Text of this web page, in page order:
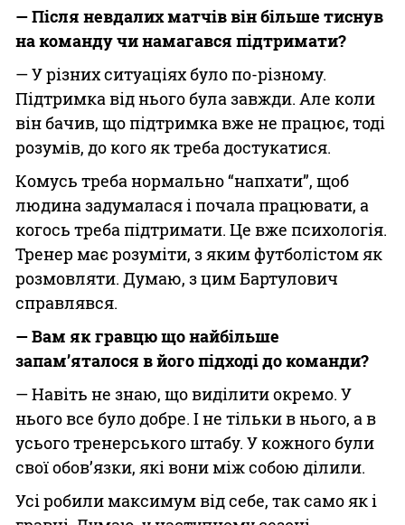
— Після невдалих матчів він більше тиснув
на команду чи намагався підтримати?
— У різних ситуаціях було по-різному.
Підтримка від нього була завжди. Але коли
він бачив, що підтримка вже не працює, тоді
розумів, до кого як треба достукатися.
Комусь треба нормально “напхати”, щоб
людина задумалася і почала працювати, а
когось треба підтримати. Це вже психологія.
Тренер має розуміти, з яким футболістом як
розмовляти. Думаю, з цим Бартулович
справлявся.
— Вам як гравцю що найбільше
запам’яталося в його підході до команди?
— Навіть не знаю, що виділити окремо. У
нього все було добре. І не тільки в нього, а в
усього тренерського штабу. У кожного були
свої обов’язки, які вони між собою ділили.
Усі робили максимум від себе, так само як і